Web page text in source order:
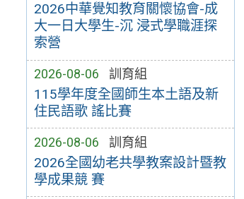
2026中華覺知教育關懷協會-成
大一日大學生-沉 浸式學職涯探
索營
2026-08-06 訓育組
115學年度全國師生本土語及新
住民語歌 謠比賽
2026-08-06 訓育組
2026全國幼老共學教案設計暨教
學成果競 賽